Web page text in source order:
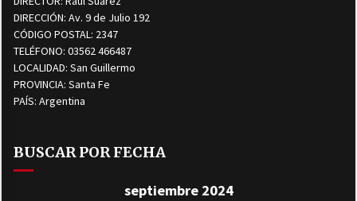
DIRECCIÓN: Av. 9 de Julio 192
CÓDIGO POSTAL: 2347
TELÉFONO: 03562 466487
LOCALIDAD: San Guillermo
PROVINCIA: Santa Fe
PAÍS: Argentina
BUSCAR POR FECHA
septiembre 2024